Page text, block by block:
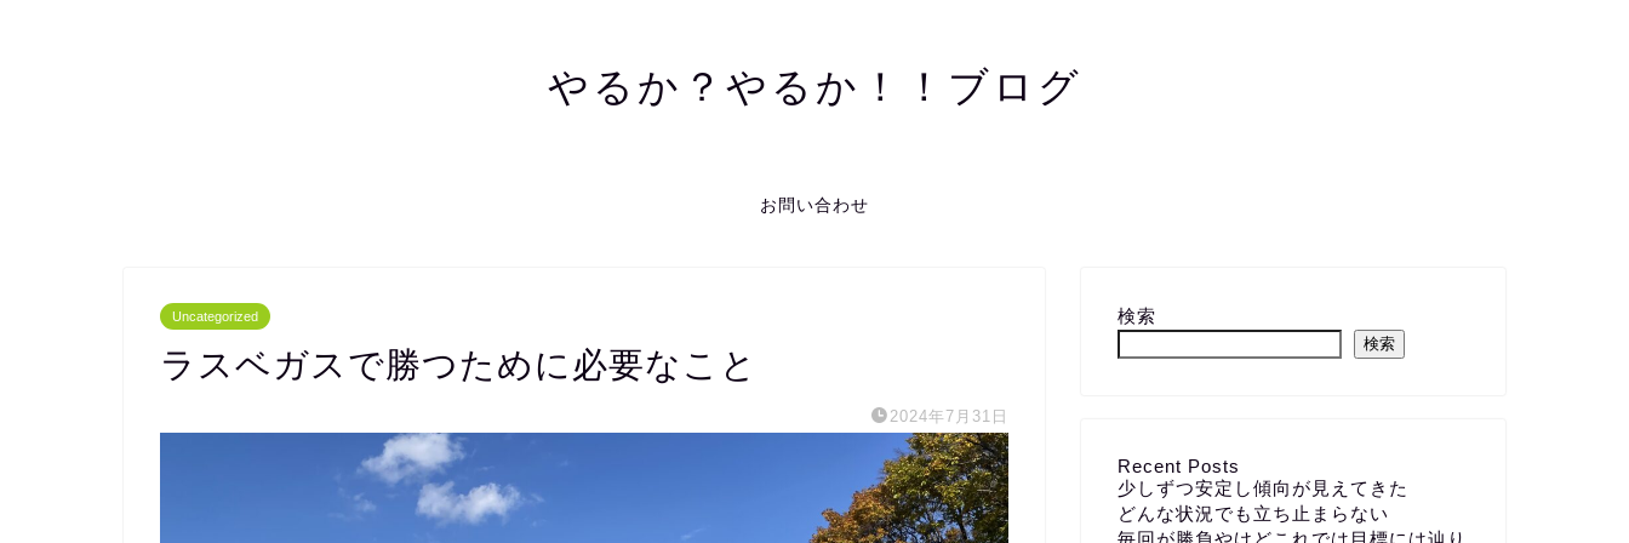
やるか？やるか！！ブログ
お問い合わせ
Uncategorized
ラスベガスで勝つために必要なこと
2024年7月31日
検索
検索
Recent Posts
少しずつ安定し傾向が見えてきた
どんな状況でも立ち止まらない
毎回が勝負やけどこれでは目標には辿り